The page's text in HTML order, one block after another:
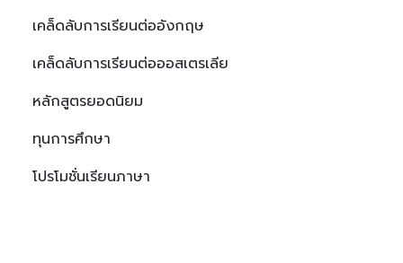
เคล็ดลับการเรียนต่ออังกฤษ
เคล็ดลับการเรียนต่อออสเตรเลีย
หลักสูตรยอดนิยม
ทุนการศึกษา
โปรโมชั่นเรียนภาษา